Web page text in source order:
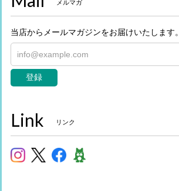
メルマガ
当店からメールマガジンをお届けいたします。
登録
Link リンク